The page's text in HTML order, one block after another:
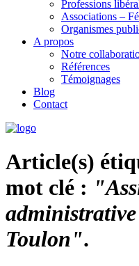
Professions
Associations –
Organismes
A propos
Notre
Références
Témoignages
Blog
Contact
Article(s)
mot clé :
Toulon".